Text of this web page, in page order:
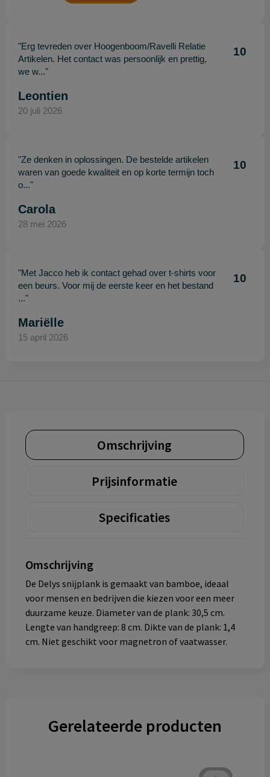
"Erg tevreden over Hoogenboom/Ravelli Relatie
Artikelen. Het contact was persoonlijk en prettig,
we w..."
10
Leontien
20 juli 2026
"Ze denken in oplossingen. De bestelde artikelen
waren van goede kwaliteit en op korte termijn toch
o..."
10
Carola
28 mei 2026
"Met Jacco heb ik contact gehad over t-shirts voor
een beurs. Voor mij de eerste keer en het bestand
..."
10
Mariëlle
15 april 2026
Omschrijving
Prijsinformatie
Specificaties
Omschrijving
De Delys snijplank is gemaakt van bamboe, ideaal
voor mensen en bedrijven die kiezen voor een meer
duurzame keuze. Diameter van de plank: 30,5 cm.
Lengte van handgreep: 8 cm. Dikte van de plank: 1,4
cm. Niet geschikt voor magnetron of vaatwasser.
Gerelateerde producten